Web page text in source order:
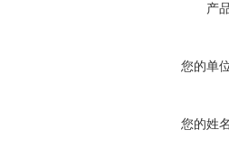
产
您的单
您的姓